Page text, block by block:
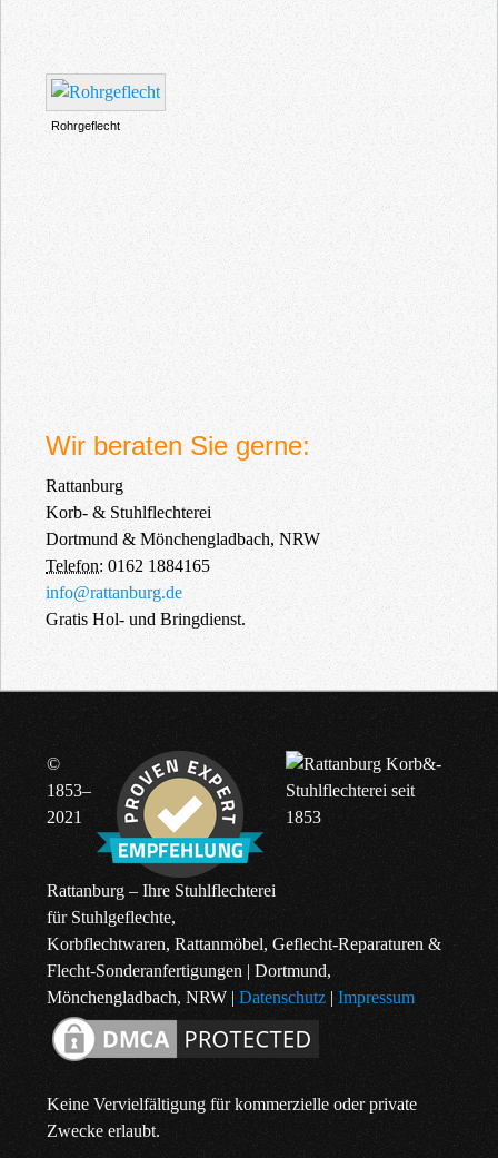
Rohrgeflecht
Wir beraten Sie gerne:
Rattanburg
Korb- & Stuhlflechterei
Dortmund & Mönchengladbach, NRW
Telefon: 0162 1884165
info@rattanburg.de
Gratis Hol- und Bringdienst.
©
1853–
2021
Rattanburg – Ihre Stuhlflechterei
für Stuhlgeflechte,
Korbflechtwaren, Rattanmöbel, Geflecht-Reparaturen &
Flecht-Sonderanfertigungen | Dortmund,
Mönchengladbach, NRW | Datenschutz | Impressum
Keine Vervielfältigung für kommerzielle oder private
Zwecke erlaubt.